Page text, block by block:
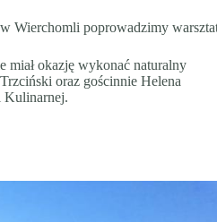
Wierchomli poprowadzimy
miał okazję wykonać naturalny
oraz gościnnie Helena
Kulinarnej.